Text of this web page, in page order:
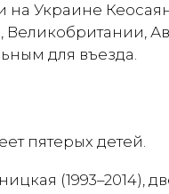
на Украине
для въезда.
пятерых детей.
(1993–2014),